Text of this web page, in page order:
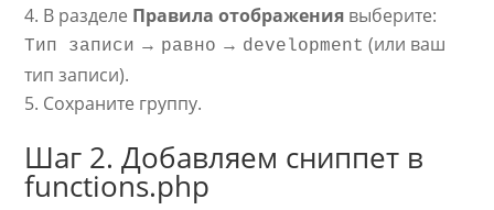
В разделе Правила отображения выберите:
Тип записи → равно → development (или ваш
тип записи).
Сохраните группу.
Шаг 2. Добавляем сниппет в
functions.php